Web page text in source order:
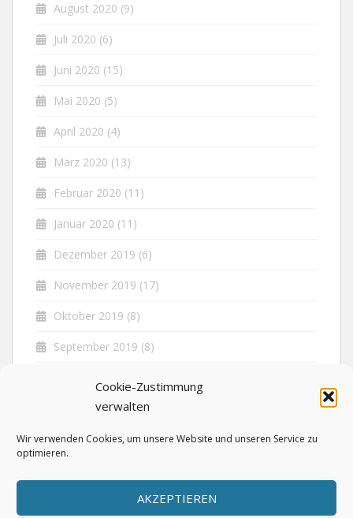
Cookie-Zustimmung
verwalten
Wir verwenden Cookies, um unsere Website und unseren Service zu
optimieren.
AKZEPTIEREN
August 2020 (9)
Juli 2020 (6)
Juni 2020 (15)
Mai 2020 (5)
April 2020 (4)
März 2020 (13)
Februar 2020 (11)
Januar 2020 (11)
Dezember 2019 (6)
November 2019 (17)
Oktober 2019 (8)
September 2019 (8)
Juli 2019(7)